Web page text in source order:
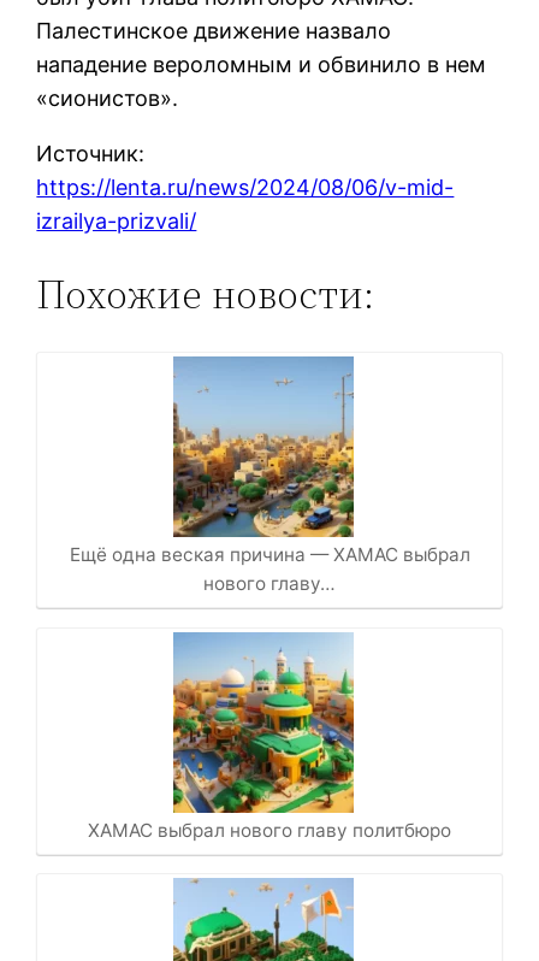
Палестинское движение назвало
нападение вероломным и обвинило в нем
«сионистов».
Источник:
https://lenta.ru/news/2024/08/06/v-mid-
izrailya-prizvali/
Похожие новости:
Ещё одна веская причина — ХАМАС выбрал
нового главу…
ХАМАС выбрал нового главу политбюро